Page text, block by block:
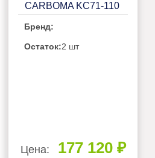
CARBOMA KC71-110
(ОТКРЫТАЯ)
(П0000009879.2680)
Бренд:
Остаток:2 шт
Цена: 177 120 ₽